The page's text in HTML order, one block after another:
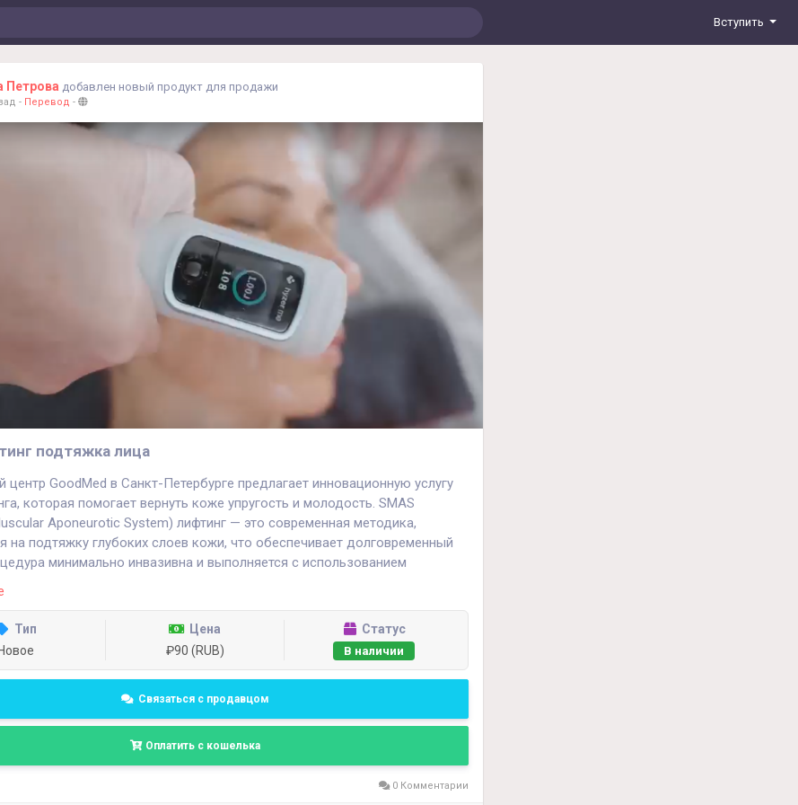
Вступить
Петрова добавлен новый продукт для продажи
- Перевод -
подтяжка лица
центр GoodMed в Санкт-Петербурге предлагает инновационную услугу
которая помогает вернуть коже упругость и молодость. SMAS
Aponeurotic System) лифтинг — это современная методика,
на подтяжку глубоких слоев кожи, что обеспечивает долговременный
минимально инвазивна и выполняется с использованием
оборудования, что гарантирует безопасность и комфорт
GoodMed работают квалифицированные специалисты, которые
подходят к каждому клиенту, учитывая его особенности и пожелания.
стать лучше с GoodMed!
Петербург, ул. Зверинская д.6-8
Тип
Новое
Цена
₽90 (RUB)
Статус
В наличии
Связаться с продавцом
Оплатить с кошелька
0 Комментарии